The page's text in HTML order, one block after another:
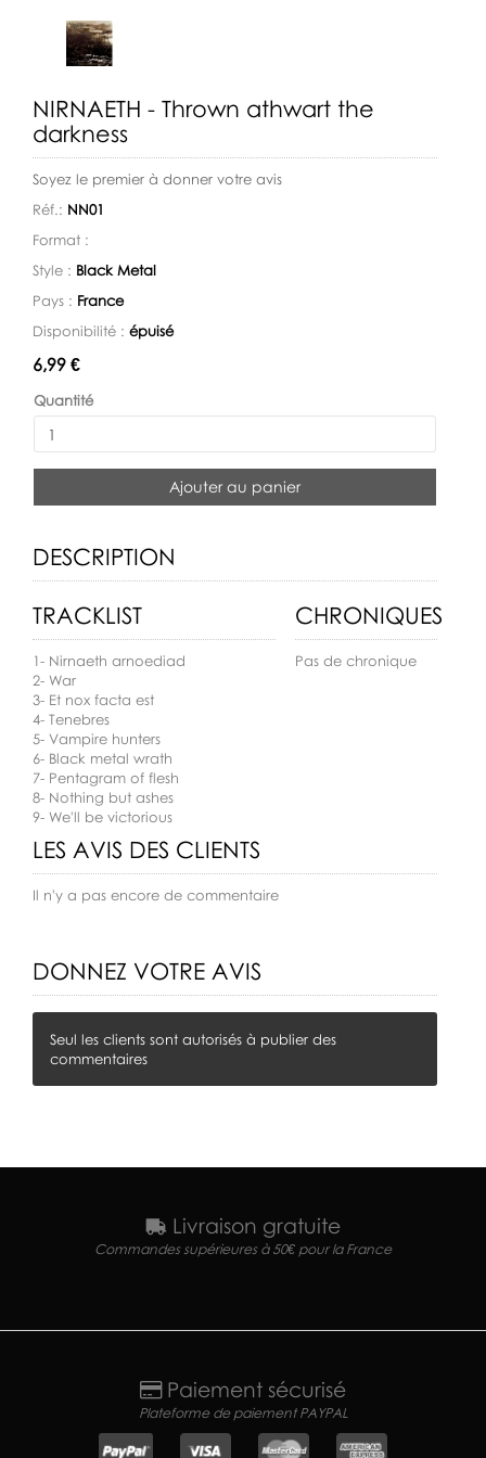
NIRNAETH - Thrown athwart the
darkness
Soyez le premier à donner votre avis
Réf.: NN01
Format :
Style : Black Metal
Pays : France
Disponibilité : épuisé
Disponibilité:
6,99 €
Quantité
Ajouter au panier
DESCRIPTION
TRACKLIST
1- Nirnaeth arnoediad
2- War
3- Et nox facta est
4- Tenebres
5- Vampire hunters
6- Black metal wrath
7- Pentagram of flesh
8- Nothing but ashes
9- We'll be victorious
CHRONIQUES
Pas de chronique
LES AVIS DES CLIENTS
Il n'y a pas encore de commentaire
DONNEZ VOTRE AVIS
Seul les clients sont autorisés à publier des
commentaires
Livraison gratuite
Commandes supérieures à 50€ pour la France
Paiement sécurisé
Plateforme de paiement PAYPAL